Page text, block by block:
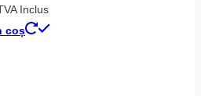
Inclus
coș